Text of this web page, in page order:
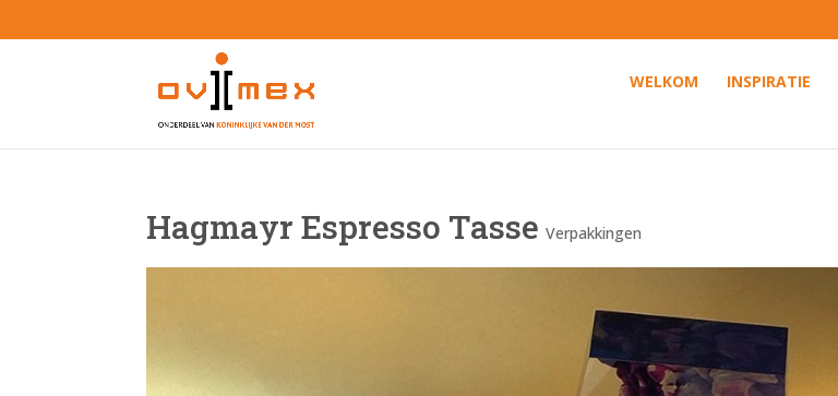
WELKOM INSPIRATIE
Hagmayr Espresso Tasse Verpakkingen